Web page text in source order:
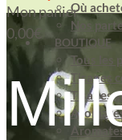
Où
Nos
BOUTIQUE
Tous les
Tisanes
Tisanes
Mon panier
0,00€